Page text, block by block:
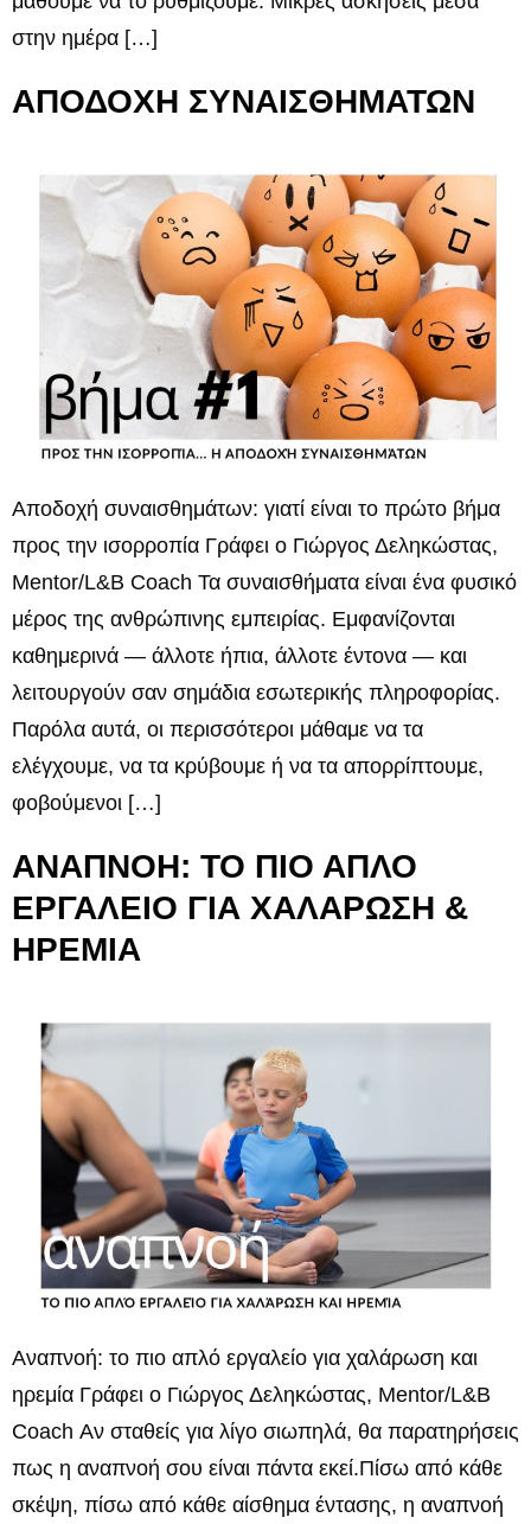
στην ημέρα […]
ΑΠΟΔΟΧΗ ΣΥΝΑΙΣΘΗΜΑΤΩΝ
Αποδοχή συναισθημάτων: γιατί είναι το πρώτο βήμα
προς την ισορροπία Γράφει ο Γιώργος Δεληκώστας,
Mentor/L&B Coach Τα συναισθήματα είναι ένα φυσικό
μέρος της ανθρώπινης εμπειρίας. Εμφανίζονται
καθημερινά — άλλοτε ήπια, άλλοτε έντονα — και
λειτουργούν σαν σημάδια εσωτερικής πληροφορίας.
Παρόλα αυτά, οι περισσότεροι μάθαμε να τα
ελέγχουμε, να τα κρύβουμε ή να τα απορρίπτουμε,
φοβούμενοι […]
ΑΝΑΠΝΟΗ: ΤΟ ΠΙΟ ΑΠΛΟ
ΕΡΓΑΛΕΙΟ ΓΙΑ ΧΑΛΑΡΩΣΗ &
ΗΡΕΜΙΑ
Αναπνοή: το πιο απλό εργαλείο για χαλάρωση και
ηρεμία Γράφει ο Γιώργος Δεληκώστας, Mentor/L&B
Coach Αν σταθείς για λίγο σιωπηλά, θα παρατηρήσεις
πως η αναπνοή σου είναι πάντα εκεί.Πίσω από κάθε
σκέψη, πίσω από κάθε αίσθημα έντασης, η αναπνοή